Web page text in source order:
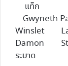
แท็ก
Gwyneth
Winslet
Damon
ระบาด